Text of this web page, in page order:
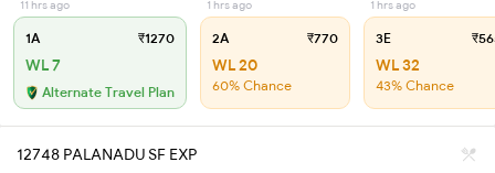
11 hrs ago
1A ₹1270
WL 7
Alternate Travel Plan
1 hrs ago
2A ₹770
WL 20
60% Chance
1 hrs ago
3E
WL 32
43% Chance
12748 PALANADU SF EXP